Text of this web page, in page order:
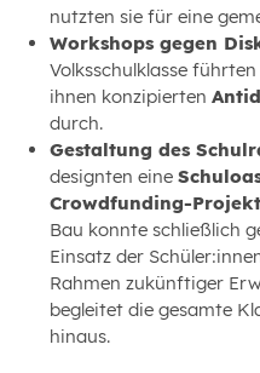
nutzten sie für eine
Workshops gegen
Volksschulklasse
ihnen konzipierten
durch.
Gestaltung des
designten eine
Crowdfunding-Projekt
Bau konnte schließlich
Einsatz der
Rahmen zukünftiger
begleitet die gesamte
hinaus.